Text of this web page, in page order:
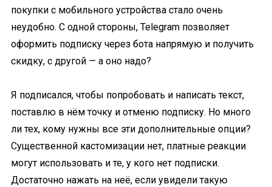
покупки с мобильного устройства стало очень
неудобно. С одной стороны, Telegram позволяет
оформить подписку через бота напрямую и получить
скидку, с другой — а оно надо?
Я подписался, чтобы попробовать и написать текст,
поставлю в нём точку и отменю подписку. Но много
ли тех, кому нужны все эти дополнительные опции?
Существенной кастомизации нет, платные реакции
могут использовать и те, у кого нет подписки.
Достаточно нажать на неё, если увидели такую